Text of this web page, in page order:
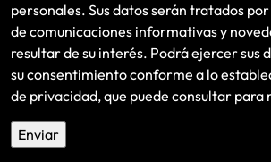
personales. Sus datos serán tratados
de comunicaciones informativas y
resultar de su interés. Podrá ejercer sus
su consentimiento conforme a lo
de privacidad, que puede consultar